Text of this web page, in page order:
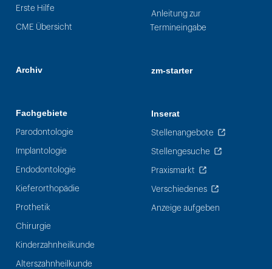
Erste Hilfe
CME Übersicht
Archiv
Fachgebiete
Parodontologie
Implantologie
Endodontologie
Kieferorthopädie
Prothetik
Chirurgie
Kinderzahnheilkunde
Alterszahnheilkunde
Anleitung zur
Termineingabe
zm-starter
Inserat
Stellenangebote
Stellengesuche
Praxismarkt
Verschiedenes
Anzeige aufgeben